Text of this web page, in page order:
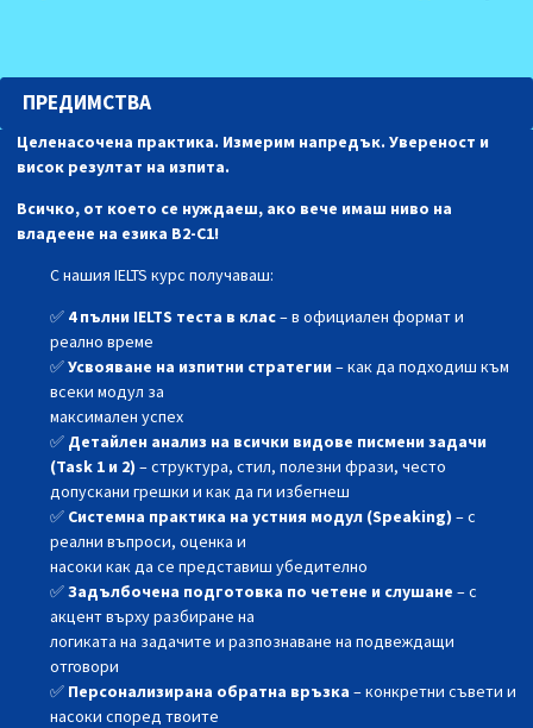
ПРЕДИМСТВА
Целенасочена практика. Измерим напредък. Увереност и
висок резултат на изпита.
Всичко, от което се нуждаеш, ако вече имаш ниво на
владеене на езика В2-С1!
С нашия IELTS курс получаваш:
✅ 4 пълни IELTS теста в клас– в официален формат и
реално време
✅Усвояване на изпитни стратегии – как да подходиш към
всеки модул за
максимален успех
✅ Детайлен анализ на всички видове писмени задачи
(Task 1 и 2) – структура, стил, полезни фрази, често
допускани грешки и как да ги избегнеш
✅ Системна практика на устния модул (Speaking) – с
реални въпроси, оценка и
насоки как да се представиш убедително
✅Задълбочена подготовка по четене и слушане – с
акцент върху разбиране на
логиката на задачите и разпознаване на подвеждащи
отговори
✅ Персонализирана обратна връзка – конкретни съвети и
насоки според твоите